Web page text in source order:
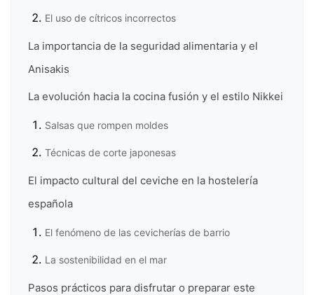
El uso de cítricos incorrectos
La importancia de la seguridad alimentaria y el
Anisakis
La evolución hacia la cocina fusión y el estilo Nikkei
Salsas que rompen moldes
Técnicas de corte japonesas
El impacto cultural del ceviche en la hostelería
española
El fenómeno de las cevicherías de barrio
La sostenibilidad en el mar
Pasos prácticos para disfrutar o preparar este